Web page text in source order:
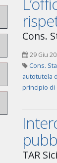
Cons.
29 Giu
Cons.
autotutela
principio di
TAR